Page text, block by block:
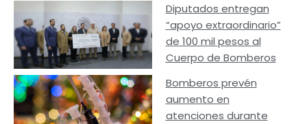
Diputados entregan
“apoyo extraordinario”
de 100 mil pesos al
Cuerpo de Bomberos
Bomberos prevén
aumento en
atenciones durante